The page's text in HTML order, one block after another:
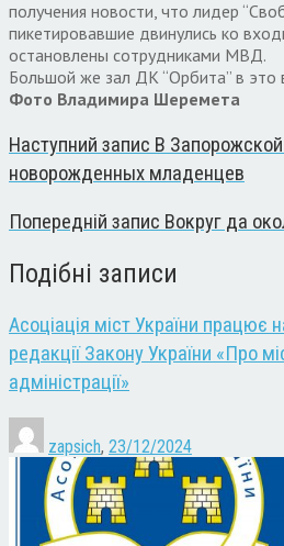
получения новости, что лидер
пикетировавшие двинулись ко
остановлены сотрудниками МВД.
Большой же зал ДК “Орбита” в это
Фото Владимира Шеремета
Наступний запис В
новорожденных младенцев
Попередній запис Вокруг да
Подібні записи
Асоціація міст України працює
редакції Закону України «Про
адміністрації»
zapsich, 23/12/2024